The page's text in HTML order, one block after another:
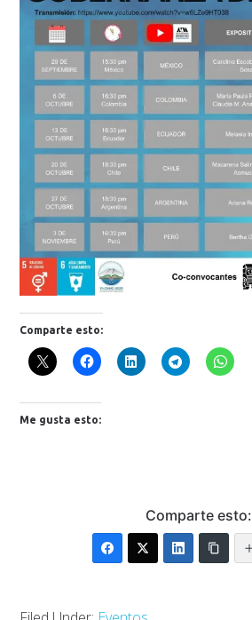
Comparte esto:
Me gusta esto:
Comparte esto: